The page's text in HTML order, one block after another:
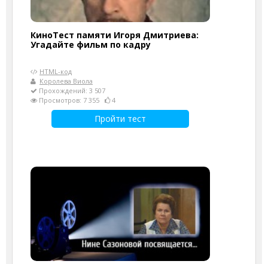
КиноТест памяти Игоря Дмитриева:
Угадайте фильм по кадру
HTML-код
Королева Виола
Прохождений: 3 507
Просмотров: 7 355
4
Пройти тест